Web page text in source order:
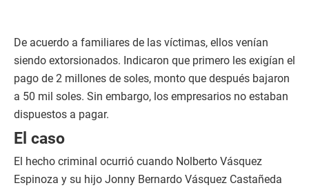
De acuerdo a familiares de las víctimas, ellos venían
siendo extorsionados. Indicaron que primero les exigían el
pago de 2 millones de soles, monto que después bajaron
a 50 mil soles. Sin embargo, los empresarios no estaban
dispuestos a pagar.
El caso
El hecho criminal ocurrió cuando Nolberto Vásquez
Espinoza y su hijo Jonny Bernardo Vásquez Castañeda